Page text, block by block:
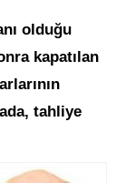
olduğu
kapatılan
tahliye